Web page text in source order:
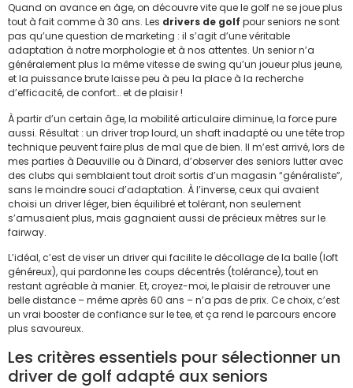
Quand on avance en âge, on découvre vite que le golf ne se joue plus
tout à fait comme à 30 ans. Les drivers de golf pour seniors ne sont
pas qu’une question de marketing : il s’agit d’une véritable
adaptation à notre morphologie et à nos attentes. Un senior n’a
généralement plus la même vitesse de swing qu’un joueur plus jeune,
et la puissance brute laisse peu à peu la place à la recherche
d’efficacité, de confort… et de plaisir !
À partir d’un certain âge, la mobilité articulaire diminue, la force pure
aussi. Résultat : un driver trop lourd, un shaft inadapté ou une tête trop
technique peuvent faire plus de mal que de bien. Il m’est arrivé, lors de
mes parties à Deauville ou à Dinard, d’observer des seniors lutter avec
des clubs qui semblaient tout droit sortis d’un magasin “généraliste”,
sans le moindre souci d’adaptation. À l’inverse, ceux qui avaient
choisi un driver léger, bien équilibré et tolérant, non seulement
s’amusaient plus, mais gagnaient aussi de précieux mètres sur le
fairway.
L’idéal, c’est de viser un driver qui facilite le décollage de la balle (loft
généreux), qui pardonne les coups décentrés (tolérance), tout en
restant agréable à manier. Et, croyez-moi, le plaisir de retrouver une
belle distance – même après 60 ans – n’a pas de prix. Ce choix, c’est
un vrai booster de confiance sur le tee, et ça rend le parcours encore
plus savoureux.
Les critères essentiels pour sélectionner un
driver de golf adapté aux seniors